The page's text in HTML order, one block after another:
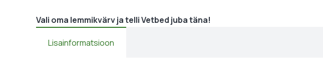
Vali oma lemmikvärv ja telli Vetbed juba täna!
Lisainformatsioon